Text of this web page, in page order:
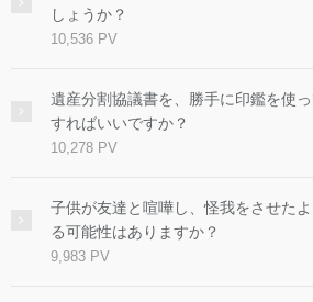
しょうか？
10,536 PV
遺産分割協議書を、勝手に印鑑を使
すればいいですか？
10,278 PV
子供が友達と喧嘩し、怪我をさせた
る可能性はありますか？
9,983 PV